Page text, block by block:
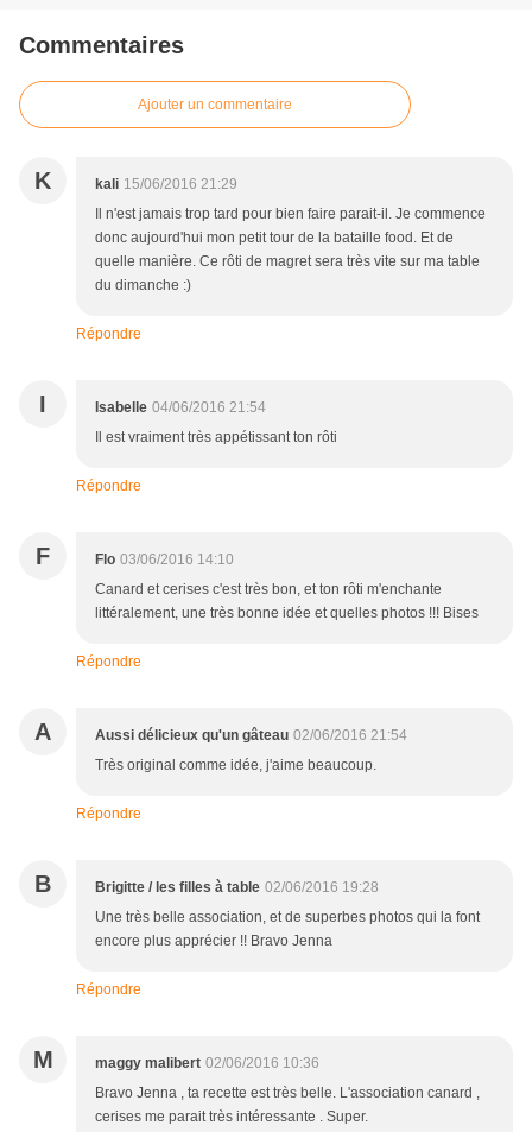
Commentaires
Ajouter un commentaire
K kali 15/06/2016 21:29
Il n'est jamais trop tard pour bien faire parait-il. Je commence
donc aujourd'hui mon petit tour de la bataille food. Et de
quelle manière. Ce rôti de magret sera très vite sur ma table
du dimanche :)
Répondre
I Isabelle 04/06/2016 21:54
Il est vraiment très appétissant ton rôti
Répondre
F Flo 03/06/2016 14:10
Canard et cerises c'est très bon, et ton rôti m'enchante
littéralement, une très bonne idée et quelles photos !!! Bises
Répondre
A Aussi délicieux qu'un gâteau 02/06/2016 21:54
Très original comme idée, j'aime beaucoup.
Répondre
B Brigitte / les filles à table 02/06/2016 19:28
Une très belle association, et de superbes photos qui la font
encore plus apprécier !! Bravo Jenna
Répondre
M maggy malibert 02/06/2016 10:36
Bravo Jenna , ta recette est très belle. L'association canard ,
cerises me parait très intéressante . Super.